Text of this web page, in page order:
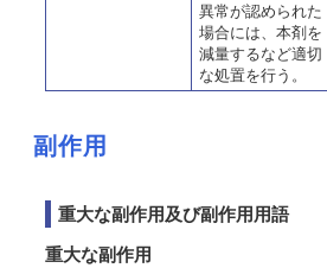
異常が認められた
場合には、本剤を
減量するなど適切
な処置を行う。
副作用
重大な副作用及び副作用用語
重大な副作用